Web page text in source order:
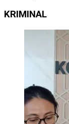
KRIMINAL